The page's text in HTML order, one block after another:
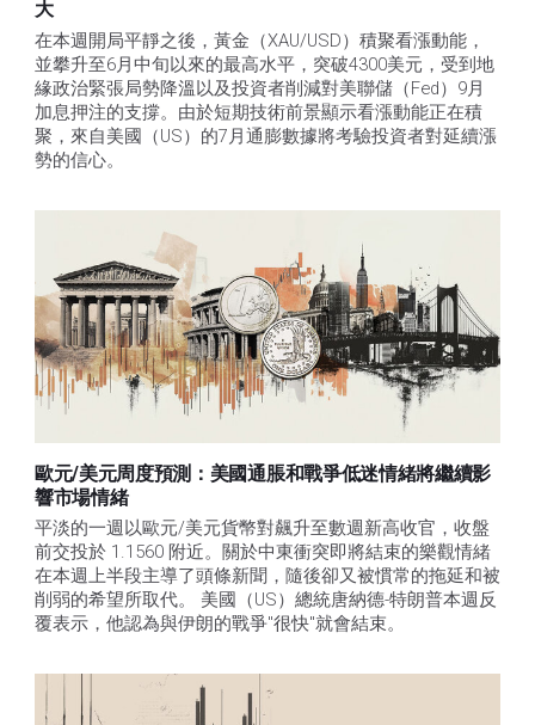
大
在本週開局平靜之後，黃金（XAU/USD）積聚看漲動能，
並攀升至6月中旬以來的最高水平，突破4300美元，受到地
緣政治緊張局勢降溫以及投資者削減對美聯儲（Fed）9月
加息押注的支撐。由於短期技術前景顯示看漲動能正在積
聚，來自美國（US）的7月通膨數據將考驗投資者對延續漲
勢的信心。
歐元/美元周度預測：美國通脹和戰爭低迷情緒將繼續影
響市場情緒
平淡的一週以歐元/美元貨幣對飆升至數週新高收官，收盤
前交投於 1.1560 附近。關於中東衝突即將結束的樂觀情緒
在本週上半段主導了頭條新聞，隨後卻又被慣常的拖延和被
削弱的希望所取代。 美國（US）總統唐納德-特朗普本週反
覆表示，他認為與伊朗的戰爭"很快"就會結束。